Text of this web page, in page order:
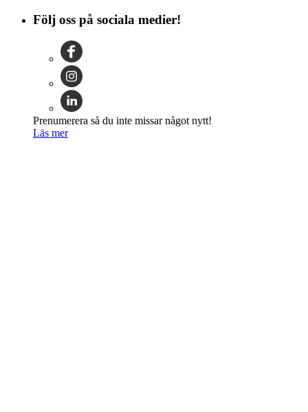
Följ oss på sociala medier!
Prenumerera så du inte missar något nytt!
Läs mer